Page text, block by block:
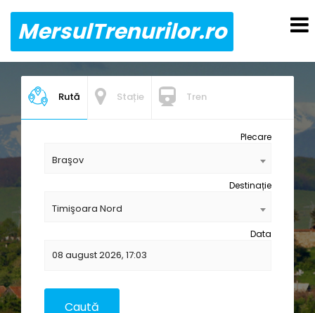
MersulTrenurilor.ro
Rută Stație Tren
Plecare
Braşov
Destinație
Timişoara Nord
Data